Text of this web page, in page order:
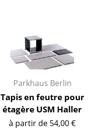
Parkhaus Berlin
Tapis en feutre pour
étagère USM Haller
à partir de 54,00 €